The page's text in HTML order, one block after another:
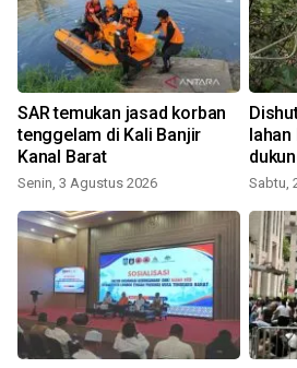
SAR temukan jasad korban
tenggelam di Kali Banjir
Kanal Barat
Senin, 3 Agustus 2026
lahan
Sabtu,